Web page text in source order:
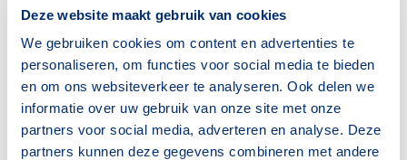
Deze website maakt gebruik van cookies
We gebruiken cookies om content en advertenties te
personaliseren, om functies voor social media te bieden
en om ons websiteverkeer te analyseren. Ook delen we
informatie over uw gebruik van onze site met onze
partners voor social media, adverteren en analyse. Deze
partners kunnen deze gegevens combineren met andere
65+ jaar
Bron: CBS
Huishoudens